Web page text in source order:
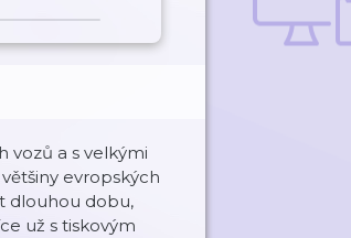
vozů a s velkými
evropských
dlouhou dobu,
už s tiskovým